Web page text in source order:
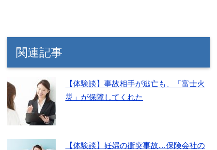
関連記事
【体験談】事故相手が逃亡も、「富士火
災」が保障してくれた
【体験談】妊婦の衝突事故…保険会社の